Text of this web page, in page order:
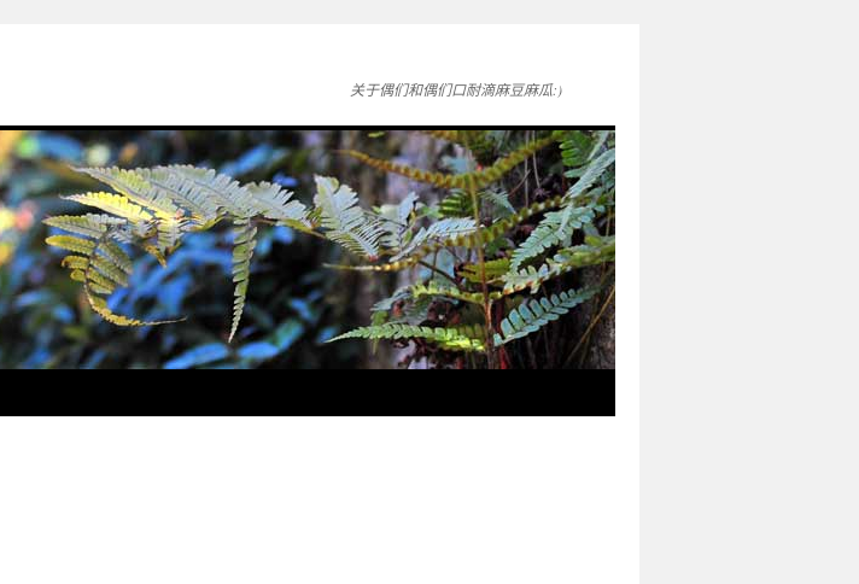
关于偶们和偶们口耐滴麻豆麻瓜:)